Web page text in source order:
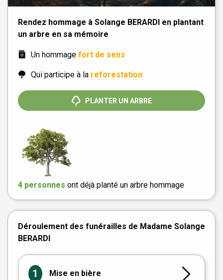
Rendez hommage à Solange BERARDI en plantant
un arbre en sa mémoire
Un hommage fort de sens
Qui participe à la reforestation
PLANTER UN ARBRE
4 personnes ont déjà planté un arbre hommage
Déroulement des funérailles de Madame Solange
BERARDI
1 Mise en bière